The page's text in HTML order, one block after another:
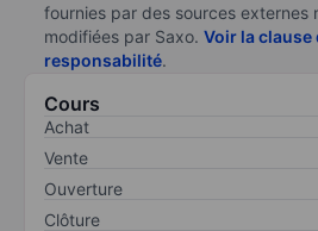
fournies par des sources externes
modifiées par Saxo. Voir la clause
responsabilité.
Cours
Achat
Vente
Ouverture
Clôture